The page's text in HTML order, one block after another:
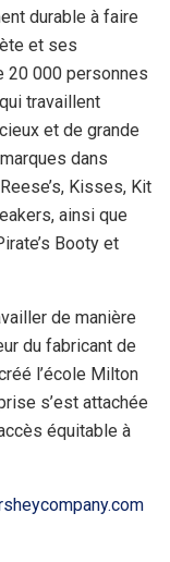
durable à faire
et ses
20 000 personnes
travaillent
et de grande
dans
Kisses, Kit
ainsi que
Booty et
de manière
du fabricant de
l’école Milton
s’est attachée
équitable à